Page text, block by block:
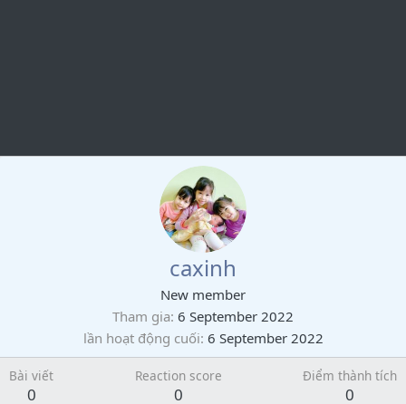
caxinh
New member
Tham gia 6 September 2022
lần hoạt động cuối 6 September 2022
Bài viết
0
Reaction score
0
Điểm thành tích
0